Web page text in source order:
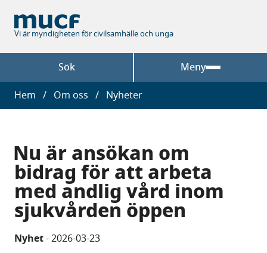
huvudinnehåll
Vi är myndigheten för civilsamhälle och unga
Sök Meny
Länkstig
Hem Om oss Nyheter
Nu är ansökan om
bidrag för att arbeta
med andlig vård inom
sjukvården öppen
Nyhet-2026-03-23